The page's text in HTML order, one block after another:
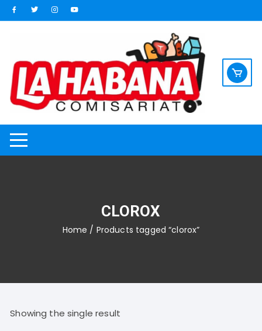
Saltar
al
CLOROX
Home / Products tagged “clorox”
Showing the single result